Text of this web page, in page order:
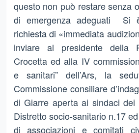
questo non può restare senza
di emergenza adeguati Si
richiesta di «immediata
inviare al presidente della
Crocetta ed alla IV
e sanitari” dell’Ars, la
Commissione consiliare
di Giarre aperta ai sindaci dei
Distretto socio-sanitario n.17
di associazioni e comitati